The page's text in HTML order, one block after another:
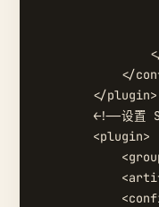
</
        </plugin>
<!--设置
        <plugin>